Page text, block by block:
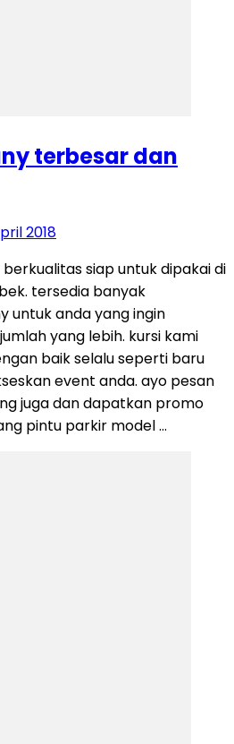
terbesar dan
2018
siap untuk dipakai di
tersedia banyak
untuk anda yang ingin
yang lebih. kursi kami
baik selalu seperti baru
event anda. ayo pesan
juga dan dapatkan promo
pintu parkir model …